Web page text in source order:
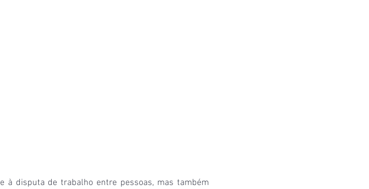
à disputa de trabalho entre pessoas, mas também